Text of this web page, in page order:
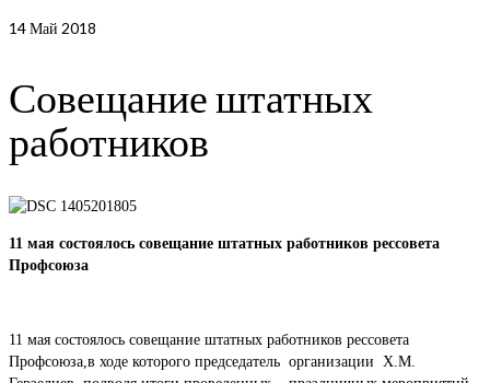
14Май 2018
Совещание штатных
работников
11 мая состоялось совещание штатных работников рессовета
Профсоюза
11 мая состоялось совещание штатных работников рессовета
Профсоюза,в ходе которого председатель организации Х.М.